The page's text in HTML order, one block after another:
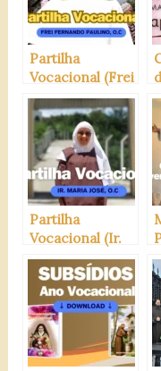
Partilha
Vocacional (Frei
Fernando
Paulino,O.C)
Partilha
Vocacional (Ir.
Maria José, O.C)